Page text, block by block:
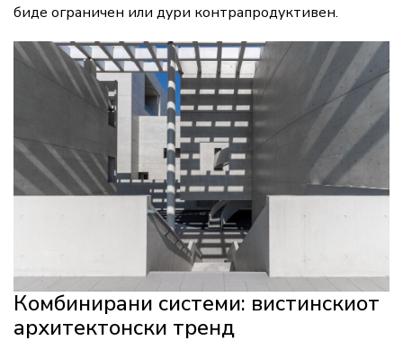
биде ограничен или дури контрапродуктивен.
Комбинирани системи: вистинскиот
архитектонски тренд